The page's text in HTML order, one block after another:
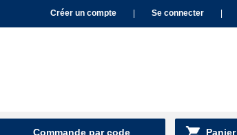
Créer un compte Se connecter
Commande par code Panier